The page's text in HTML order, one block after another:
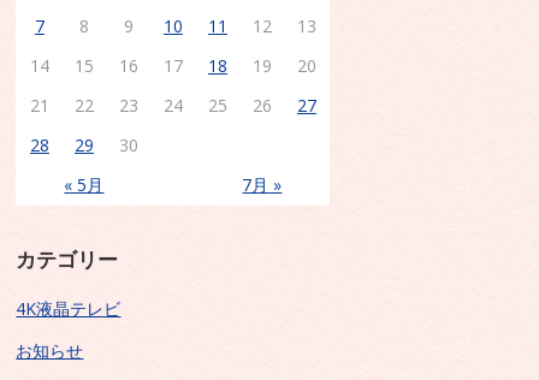
« 5月 7月 »
7
8 9 10 11 12
13
14
15 16 17 18 19
20
21
22 23 24 25 26
27
28
29 30
カテゴリー
4K液晶テレビ
お知らせ